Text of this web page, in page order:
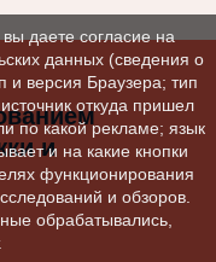
и
даете согласие на
данных (сведения о
и версия Браузера; тип
откуда пришел
по какой рекламе; язык
и на какие кнопки
функционирования
и обзоров.
обрабатывались,